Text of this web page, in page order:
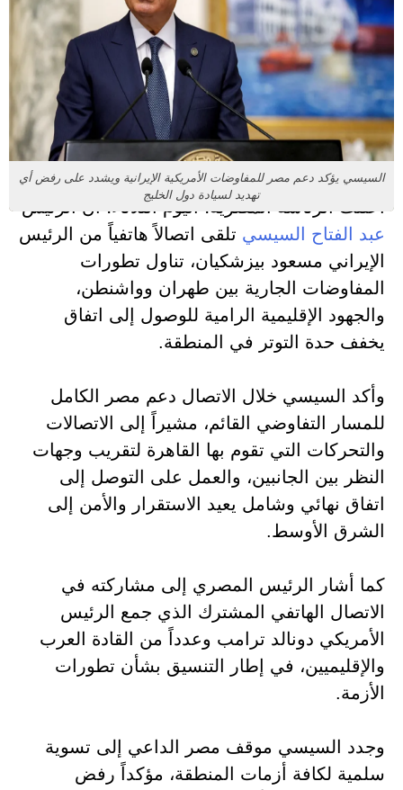
السيسي يؤكد دعم مصر للمفاوضات الأمريكية الإيرانية ويشدد على رفض أي
تهديد لسيادة دول الخليج
أعلنت الرئاسة المصرية، اليوم الثلاثاء، أن الرئيس
عبد الفتاح السيسي تلقى اتصالاً هاتفياً من الرئيس
الإيراني مسعود بيزشكيان، تناول تطورات
المفاوضات الجارية بين طهران وواشنطن،
والجهود الإقليمية الرامية للوصول إلى اتفاق
يخفف حدة التوتر في المنطقة.
وأكد السيسي خلال الاتصال دعم مصر الكامل
للمسار التفاوضي القائم، مشيراً إلى الاتصالات
والتحركات التي تقوم بها القاهرة لتقريب وجهات
النظر بين الجانبين، والعمل على التوصل إلى
اتفاق نهائي وشامل يعيد الاستقرار والأمن إلى
الشرق الأوسط.
كما أشار الرئيس المصري إلى مشاركته في
الاتصال الهاتفي المشترك الذي جمع الرئيس
الأمريكي دونالد ترامب وعدداً من القادة العرب
والإقليميين، في إطار التنسيق بشأن تطورات
الأزمة.
وجدد السيسي موقف مصر الداعي إلى تسوية
سلمية لكافة أزمات المنطقة، مؤكداً رفض